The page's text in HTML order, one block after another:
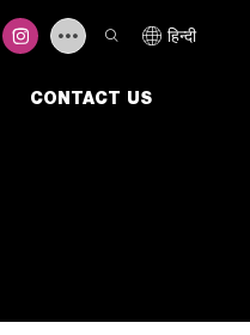
हिन्दी
CONTACT US